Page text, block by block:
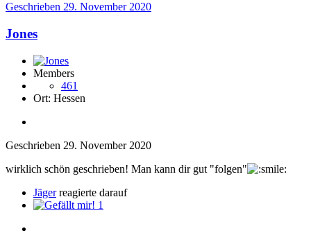
Geschrieben 29. November 2020
Jones
Members
461
Ort: Hessen
Geschrieben 29. November 2020
wirklich schön geschrieben! Man kann dir gut "folgen"
Jägerreagierte darauf
1